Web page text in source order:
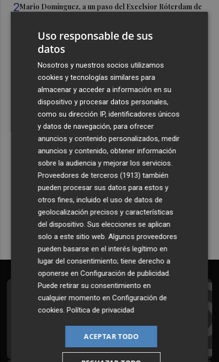
2Mario Domínguez, a un paso del Excelsior Róterdam de
Entidades del Camp d'Elx reclaman más protagonismo
en las fiestas para la Ufece y conciertos en valenciano
El Ibex 35 sube un 2% la primera semana de agosto tras
conquistar los históricos 20.000 puntos
Valencia Basket abrirá la EuroLeague Women en casa
ante Fenerbahce Opet
Recibe toda la actualidad de
Plaza Podcast en tu correo
Quiero suscribirme
Suscríbete al Boletín
Todos los días a primera hora en tu email
¡Quiero suscribirme!
Uso responsable de sus
datos
Nosotros y nuestros socios utilizamos
cookies y tecnologías similares para
almacenar y acceder a información en su
dispositivo y procesar datos personales,
como su dirección IP, identificadores únicos
y datos de navegación, para ofrecer
anuncios y contenido personalizados, medir
anuncios y contenido, obtener información
sobre la audiencia y mejorar los servicios.
Proveedores de terceros (1913) también
pueden procesar sus datos para estos y
otros fines, incluido el uso de datos de
geolocalización precisos y características
del dispositivo. Sus elecciones se aplican
solo a este sitio web. Algunos proveedores
pueden basarse en el interés legítimo en
lugar del consentimiento; tiene derecho a
oponerse enConfiguración de publicidad
Puede retirar su consentimiento en
cualquier momento enConfiguración de
cookies .Política de privacidad
ACEPTAR TODO